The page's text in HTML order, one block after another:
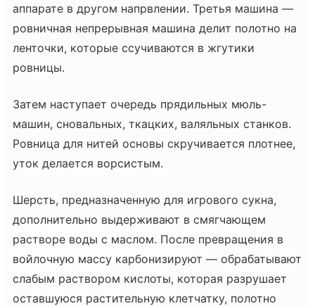
аппарате в другом напрвлении. Третья машина —
ровничная непрерывная машина делит полотно на
ленточки, которые ссучиваются в жгутики
ровницы.
Затем наступает очередь прядильных мюль-
машин, сновальных, ткацких, валяльных станков.
Ровница для нитей основы скручивается плотнее,
уток делается ворсистым.
Шерсть, предназначенную для игрового сукна,
дополнительно выдерживают в смягчающем
растворе воды с маслом. После превращения в
войлочную массу карбонизируют — обрабатывают
слабым раствором кислоты, которая разрушает
оставшуюся растительную клетчатку, полотно